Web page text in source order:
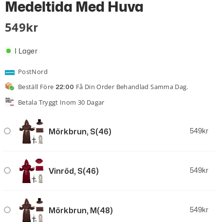
Medeltida Med Huva
549 Kr
I Lager
PostNord
Beställ Före 22:00 Få Din Order Behandlad Samma Dag.
Betala Tryggt Inom 30 Dagar
Mörkbrun, S(46) 549kr
Vinröd, S(46) 549kr
Mörkbrun, M(48) 549kr